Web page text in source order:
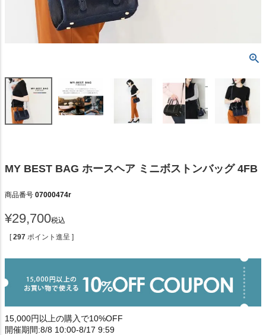
MY BEST BAG ホースヘア ミニボストンバッグ 4FB
商品番号 07000474r
¥29,700税込
[ 297 ポイント進呈 ]
15,000円以上の購入で10%OFF
開催期間:8/8 10:00-8/17 9:59